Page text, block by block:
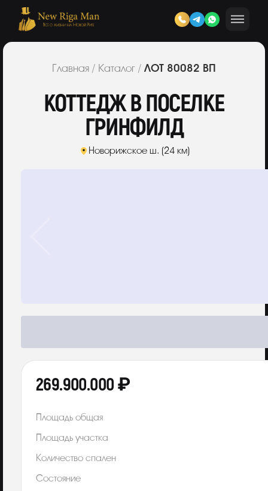
Главная / Каталог / ЛОТ 80082 ВП
КОТТЕДЖ В ПОСЕЛКЕ
ГРИНФИЛД
Новорижское ш. (24 км)
269.900.000 ₽
Площадь общая
Площадь участка
Количество спален
Состояние